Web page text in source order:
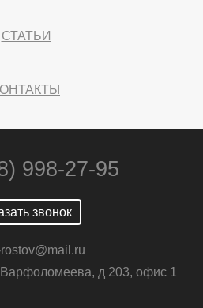
СТАТЬИ
998-27-95
звонок
Варфоломеева, д 203, офис 1